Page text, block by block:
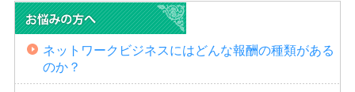
ネットワークビジネスにはどんな報酬の種類がある
のか？